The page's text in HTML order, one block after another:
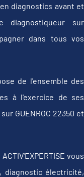
diagnostics avant et
diagnostiqueur sur
dans tous vos
de l'ensemble des
à l'exercice de ses
GUENROC 22350 et
vous
diagnostic électricité,